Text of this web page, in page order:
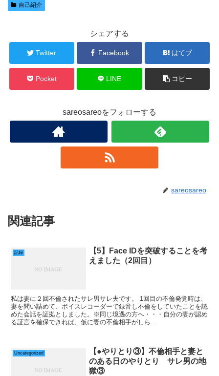
自己紹介
シェアする
Twitter Facebook はてブ
Pocket LINE コピー
sareosareoをフォローする
sareosareo
関連記事
記録
【5】Face IDを突破することを考
えました（2回目）
私は妻に２回不倫されたサレ男サレ夫です。 1回目の不倫発覚時は、
妻を問い詰めて、ボイスレコーダーで録音し不倫をしていたことを認
めた会話を証拠としました。※同じ境遇の方へ・・・自分の妻が認め
る証言を確保できれば、仮に妻の不倫相手がしら...
Uncategorized
【●やりとり③】不倫相手と妻と
のある日のやりとり サレ男の地
獄③